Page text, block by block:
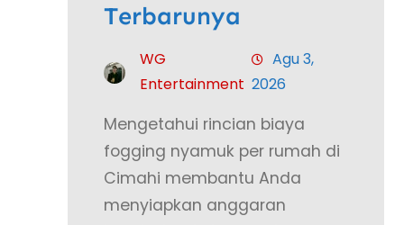
Terbarunya
WG
Entertainment
Agu 3,
2026
Mengetahui rincian biaya
fogging nyamuk per rumah di
Cimahi membantu Anda
menyiapkan anggaran